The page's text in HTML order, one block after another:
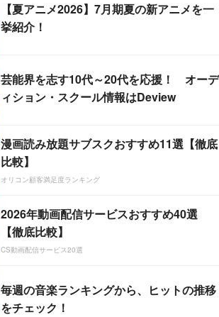
【夏アニメ2026】7月期夏の新アニメを一
挙紹介！
芸能界を志す10代～20代を応援！ オーデ
ィション・スクール情報はDeview
漫画読み放題サブスクおすすめ11選【徹底
比較】
オリコン顧客満足度ランキング
2026年動画配信サービスおすすめ40選
【徹底比較】
CS動画配信サービス20選
毎週の音楽ランキングから、ヒットの推移
をチェック！